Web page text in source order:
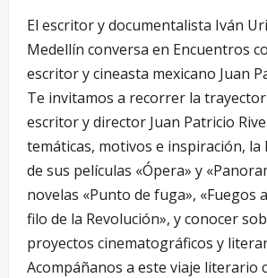
El escritor y documentalista Iván
Medellín conversa en Encuentros
escritor y cineasta mexicano Juan
Te invitamos a recorrer la
escritor y director Juan Patricio
temáticas, motivos e inspiración,
de sus películas «Ópera» y
novelas «Punto de fuga», «Fuegos
filo de la Revolución», y conocer
proyectos cinematográficos y
Acompáñanos a este viaje literario